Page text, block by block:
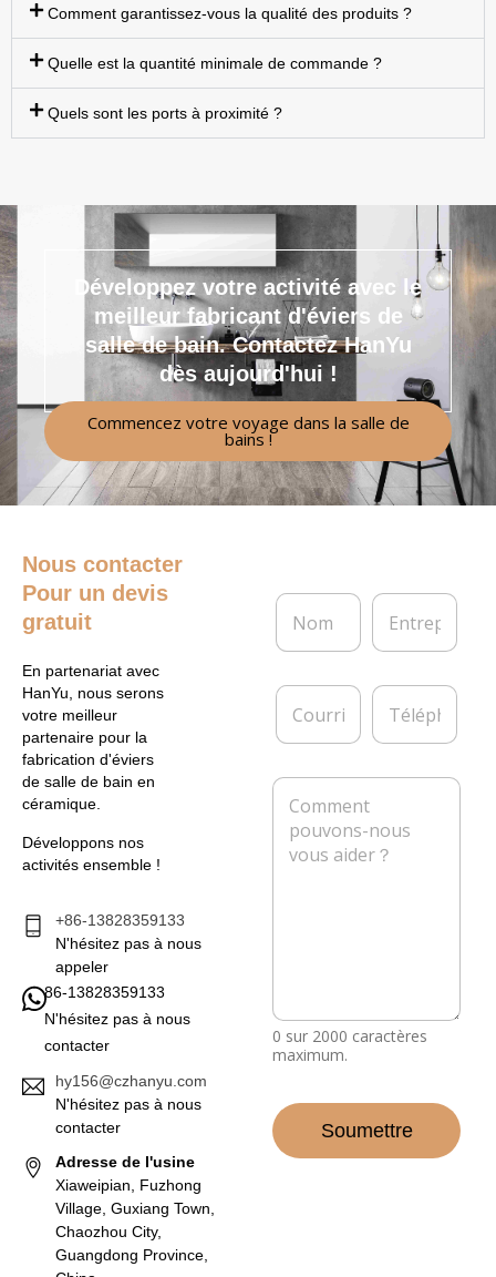
Comment garantissez-vous la qualité des produits ?
Quelle est la quantité minimale de commande ?
Quels sont les ports à proximité ?
Développez votre activité avec le
meilleur fabricant d'éviers de
salle de bain.Contactez HanYu
dès aujourd'hui !
Commencez votre voyage dans la salle de
bains !
Nous contacter
Pour un devis
gratuit
En partenariat avec
HanYu, nous serons
votre meilleur
partenaire pour la
fabrication d'éviers
de salle de bain en
céramique.
Développons nos
activités ensemble !
+86-13828359133
N'hésitez pas à nous
appeler
86-13828359133
N'hésitez pas à nous
contacter
hy156@czhanyu.com
N'hésitez pas à nous
contacter
Adresse de l'usine
Xiaweipian, Fuzhong
Village, Guxiang Town,
Chaozhou City,
Guangdong Province,
N
m
E
t
e
C
u
r
T
l
p
n
e
M
0 sur 2000 caractères
maximum.
Soumettre